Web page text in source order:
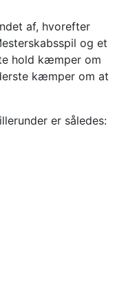
af, hvorefter
og et
hold kæmper om
kæmper om at
er således: